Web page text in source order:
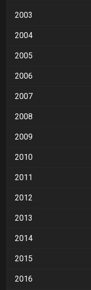
2003
2004
2005
2006
2007
2008
2009
2010
2011
2012
2013
2014
2015
2016